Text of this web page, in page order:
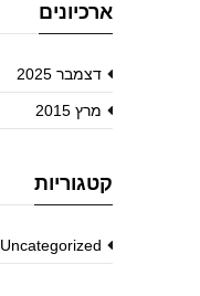
ארכיונים
דצמבר 2025
מרץ 2015
קטגוריות
Uncategorized